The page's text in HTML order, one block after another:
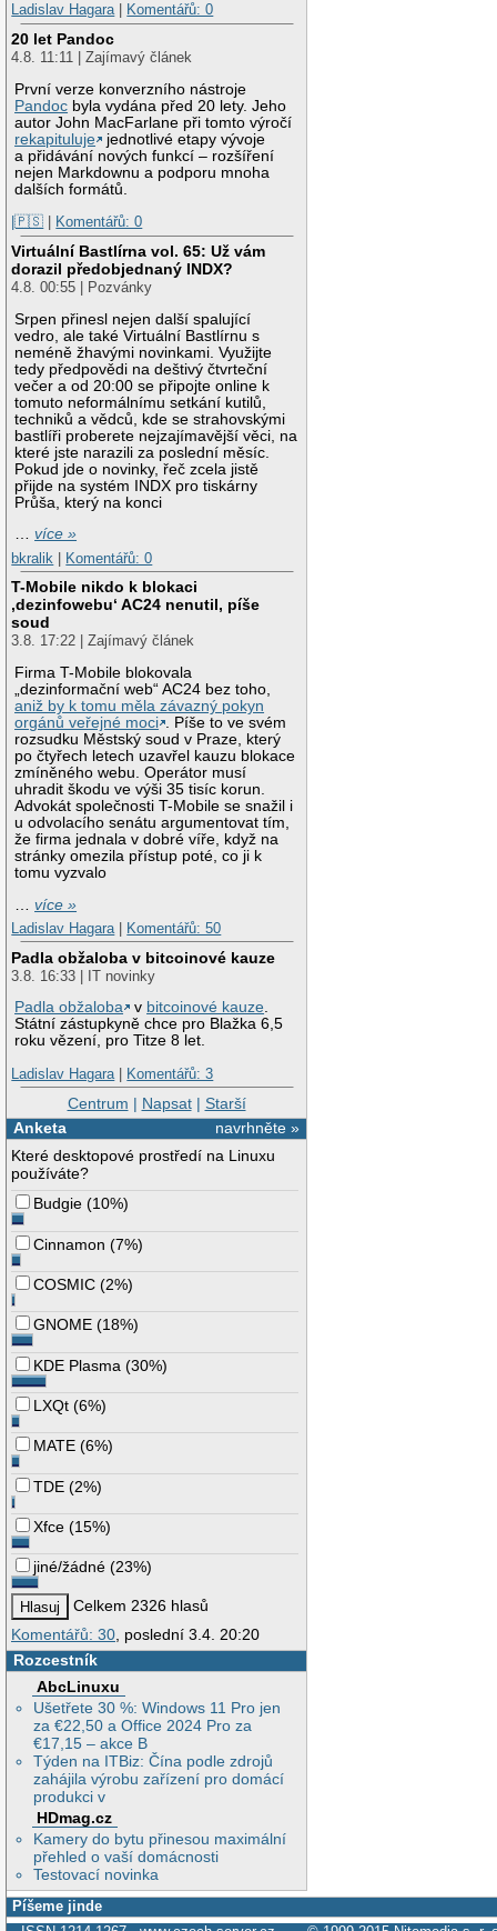
Ladislav Hagara| Komentářů: 0
20 let Pandoc
4.8. 11:11 | Zajímavý článek
První verze konverzního nástroje
Pandoc byla vydána před 20 lety. Jeho
autor John MacFarlane při tomto výročí
rekapituluje
jednotlivé etapy vývoje
a přidávání nových funkcí – rozšíření
nejen Markdownu a podporu mnoha
dalších formátů.
|🇵🇸
Komentářů: 0
Virtuální Bastlírna vol. 65: Už vám
dorazil předobjednaný INDX?
4.8. 00:55 | Pozvánky
Srpen přinesl nejen další spalující
vedro, ale také Virtuální Bastlírnu s
neméně žhavými novinkami. Využijte
tedy předpovědi na deštivý čtvrteční
večer a od 20:00 se připojte online k
tomuto neformálnímu setkání kutilů,
techniků a vědců, kde se strahovskými
bastlíři proberete nejzajímavější věci, na
které jste narazili za poslední měsíc.
Pokud jde o novinky, řeč zcela jistě
přijde na systém INDX pro tiskárny
Průša, který na konci
…více »
bkralik | Komentářů: 0
T-Mobile nikdo k blokaci
‚dezinfowebu‘ AC24 nenutil, píše
soud
3.8. 17:22 | Zajímavý článek
Firma T-Mobile blokovala
„dezinformační web“ AC24 bez toho,
aniž by k tomu měla závazný pokyn
orgánů veřejné moci
. Píše to ve svém
rozsudku Městský soud v Praze, který
po čtyřech letech uzavřel kauzu blokace
zmíněného webu. Operátor musí
uhradit škodu ve výši 35 tisíc korun.
Advokát společnosti T-Mobile se snažil i
u odvolacího senátu argumentovat tím,
že firma jednala v dobré víře, když na
stránky omezila přístup poté, co ji k
tomu vyzvalo
…více »
Ladislav Hagara| Komentářů: 50
Padla obžaloba v bitcoinové kauze
3.8. 16:33 | IT novinky
Padla obžaloba
v bitcoinové kauze.
Státní zástupkyně chce pro Blažka 6,5
roku vězení, pro Titze 8 let.
Ladislav Hagara| Komentářů: 3
Centrum | Napsat| Starší
navrhněte »
Anketa
Které desktopové prostředí na Linuxu
používáte?
Budgie (10%)
Cinnamon (7%)
COSMIC (2%)
GNOME (18%)
KDE Plasma (30%)
LXQt (6%)
MATE (6%)
TDE (2%)
Xfce (15%)
jiné/žádné (23%)
Celkem 2326 hlasů
Komentářů: 30 , poslední 3.4. 20:20
Rozcestník
AbcLinuxu
Ušetřete 30 %: Windows 11 Pro jen
za €22,50 a Office 2024 Pro za
€17,15 – akce B
Týden na ITBiz: Čína podle zdrojů
zahájila výrobu zařízení pro domácí
produkci v
HDmag.cz
Kamery do bytu přinesou maximální
přehled o vaší domácnosti
Testovací novinka
Píšeme jinde